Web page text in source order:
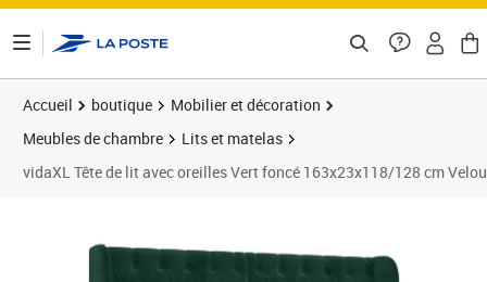
Accueil boutique
Mobilier et décoration
Meubles de chambre
Lits et matelas
vidaXL Tête de lit avec oreilles Vert foncé 163x23x118/128 cm